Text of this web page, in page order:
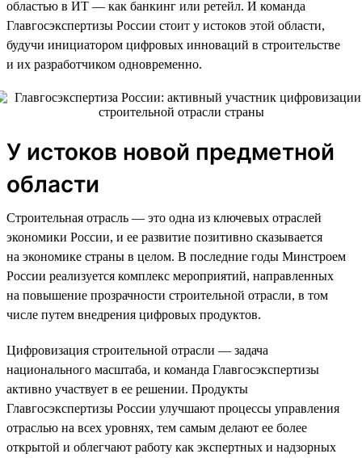
областью в ИТ — как банкинг или ретейл. И команда
Главгосэкспертизы России стоит у истоков этой области,
будучи инициатором цифровых инноваций в строительстве
и их разработчиком одновременно.
У истоков новой предметной
области
Строительная отрасль — это одна из ключевых отраслей
экономики России, и ее развитие позитивно сказывается
на экономике страны в целом. В последние годы Минстроем
России реализуется комплекс мероприятий, направленных
на повышение прозрачности строительной отрасли, в том
числе путем внедрения цифровых продуктов.
Цифровизация строительной отрасли — задача
национального масштаба, и команда Главгосэкспертизы
активно участвует в ее решении. Продукты
Главгосэкспертизы России улучшают процессы управления
отраслью на всех уровнях, тем самым делают ее более
открытой и облегчают работу как экспертных и надзорных